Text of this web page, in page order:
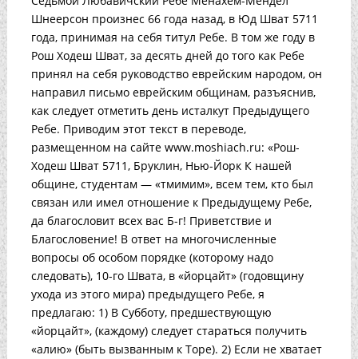
Шнеерсон произнес 66 года назад, в Юд Шват 5711
года, принимая на себя титул Ребе. В том же году в
Рош Ходеш Шват, за десять дней до того как Ребе
принял на себя руководство еврейским народом, он
направил письмо еврейским общинам, разъяснив,
как следует отметить день исталкут Предыдущего
Ребе. Приводим этот текст в переводе,
размещенном на сайте www.moshiach.ru: «Рош-
Ходеш Шват 5711, Бруклин, Нью-Йорк К нашей
общине, студентам — «тмимим», всем тем, кто был
связан или имел отношение к Предыдущему Ребе,
да благословит всех вас Б-г! Приветствие и
Благословение! В ответ на многочисленные
вопросы об особом порядке (которому надо
следовать), 10-го Швата, в «йорцайт» (годовщину
ухода из этого мира) предыдущего Ребе, я
предлагаю: 1) В Субботу, предшествующую
«йорцайт», (каждому) следует стараться получить
«алию» (быть вызванным к Торе). 2) Если не хватает